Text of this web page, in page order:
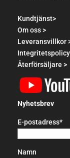
Kundtjänst>
Om oss >
Leveransvillkor
Integritetspolicy
Återförsäljare >
Nyhetsbrev
E-postadress*
Namn